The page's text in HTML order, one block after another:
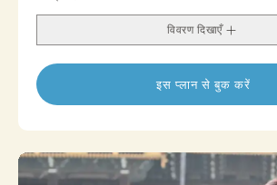
लुक देता है। अपनी पसंद के ओबी और
विवरण दिखाएँ
इस प्लान से बुक करें